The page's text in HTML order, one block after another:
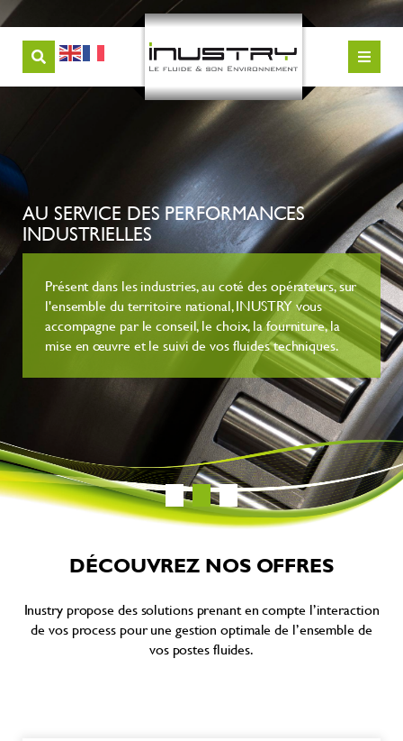
AU SERVICE DES PERFORMANCES
INDUSTRIELLES
Présent dans les industries, au coté des opérateurs, sur
l'ensemble du territoire national, INUSTRY vous
accompagne par le conseil, le choix, la fourniture, la
mise en œuvre et le suivi de vos fluides techniques.
DÉCOUVREZ NOS OFFRES
Inustry propose des solutions prenant en compte l’interaction
de vos process pour une gestion optimale de l’ensemble de
vos postes fluides.